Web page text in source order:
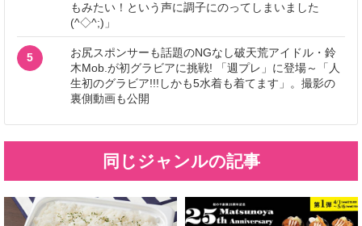
もみたい！という声に調子にのってしまいました
(^◇^;)」
5
お尻スポンサーも話題のNGなし破天荒アイドル・鈴
木Mob.が初グラビアに挑戦! 「週プレ」に登場～「人
生初のグラビア!!!しかも5水着も着てます」。撮影の
裏側動画も公開
同じジャンルの記事